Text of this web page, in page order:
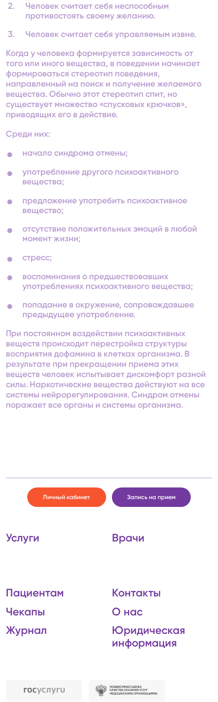
Человек считает себя неспособным
противостоять своему желанию.
Человек считает себя управляемым извне.
Когда у человека формируется зависимость от
того или иного вещества, в поведении начинает
формироваться стереотип поведения,
направленный на поиск и получение желаемого
вещества. Обычно этот стереотип спит, но
существует множество «спусковых крючков»,
приводящих его в действие.
Среди них:
начало синдрома отмены;
употребление другого психоактивного
вещества;
предложение употребить психоактивное
вещество;
отсутствие положительных эмоций в любой
момент жизни;
стресс;
воспоминания о предшествовавших
употреблениях психоактивного вещества;
попадание в окружение, сопровождавшее
предыдущее употребление.
При постоянном воздействии психоактивных
веществ происходит перестройка структуры
восприятия дофамина в клетках организма. В
результате при прекращении приема этих
веществ человек испытывает дискомфорт разной
силы. Наркотические вещества действуют на все
системы нейрорегулирования. Синдром отмены
поражает все органы и системы организма.
Личный кабинет Запись на прием
Услуги Врачи
Пациентам
Чекапы
Журнал
Контакты
О нас
Юридическая
информация